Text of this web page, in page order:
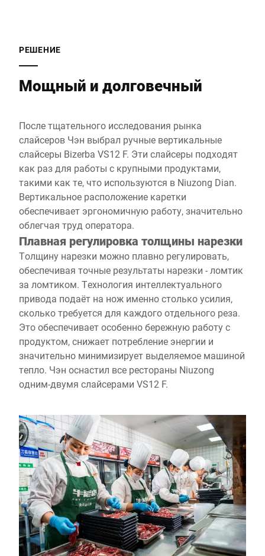
РЕШЕНИЕ
Мощный и долговечный
После тщательного исследования рынка
слайсеров Чэн выбрал ручные вертикальные
слайсеры Bizerba VS12 F. Эти слайсеры подходят
как раз для работы с крупными продуктами,
такими как те, что используются в Niuzong Dian.
Вертикальное расположение каретки
обеспечивает эргономичную работу, значительно
облегчая труд оператора.
Плавная регулировка толщины нарезки
Толщину нарезки можно плавно регулировать,
обеспечивая точные результаты нарезки - ломтик
за ломтиком. Технология интеллектуального
привода подаёт на нож именно столько усилия,
сколько требуется для каждого отдельного реза.
Это обеспечивает особенно бережную работу с
продуктом, снижает потребление энергии и
значительно минимизирует выделяемое машиной
тепло. Чэн оснастил все рестораны Niuzong
одним-двумя слайсерами VS12 F.